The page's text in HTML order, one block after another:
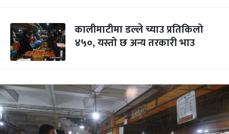
कालीमाटीमा डल्ले च्याउ प्रतिकिलो
४५०, यस्तो छ अन्य तरकारी भाउ